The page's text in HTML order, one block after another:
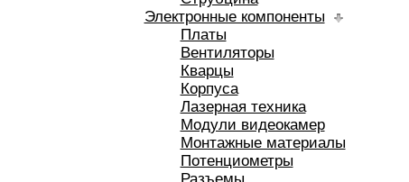
Электронные компоненты
Платы
Вентиляторы
Кварцы
Корпуса
Лазерная техника
Модули видеокамер
Монтажные материалы
Потенциометры